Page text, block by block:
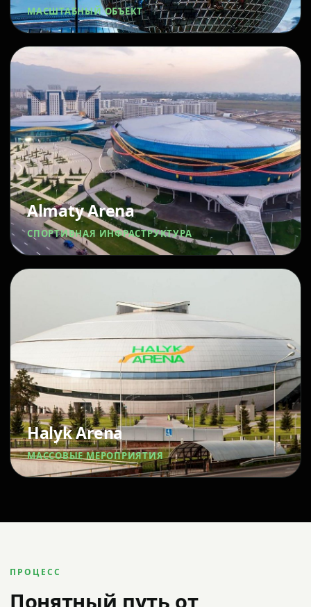
МАСШТАБНЫЙ ОБЪЕКТ
Almaty Arena
СПОРТИВНАЯ ИНФРАСТРУКТУРА
Halyk Arena
МАССОВЫЕ МЕРОПРИЯТИЯ
ПРОЦЕСС
Понятный путь от